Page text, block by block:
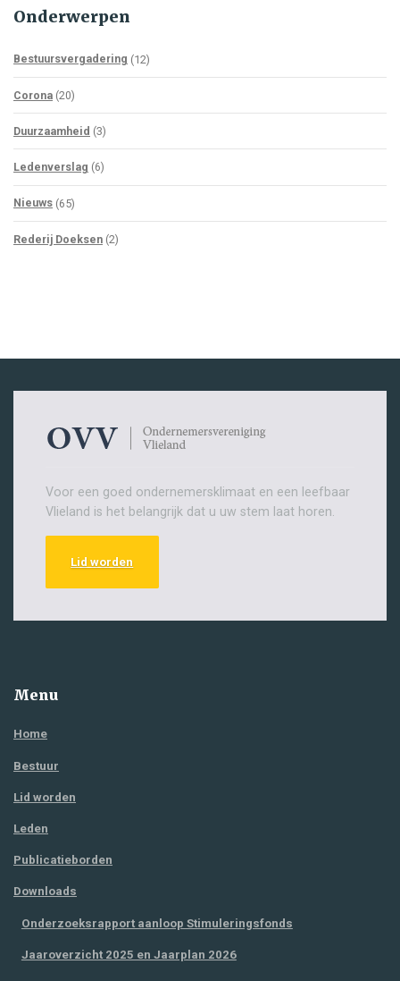
Onderwerpen
Bestuursvergadering (12)
Corona (20)
Duurzaamheid (3)
Ledenverslag (6)
Nieuws (65)
Rederij Doeksen (2)
Voor een goed ondernemersklimaat en een leefbaar
Vlieland is het belangrijk dat u uw stem laat horen.
Lid worden
Menu
Home
Bestuur
Lid worden
Leden
Publicatieborden
Downloads
Onderzoeksrapport aanloop Stimuleringsfonds
Jaaroverzicht 2025 en Jaarplan 2026